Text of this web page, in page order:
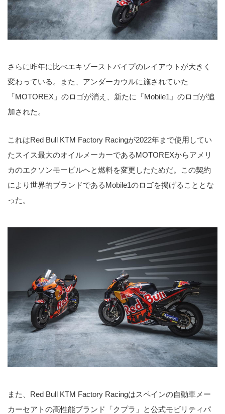
さらに昨年に比べエキゾーストパイプのレイアウトが大きく
変わっている。また、アンダーカウルに施されていた
「MOTOREX」のロゴが消え、新たに『Mobile1』のロゴが追
加された。
これはRed Bull KTM Factory Racingが2022年まで使用してい
たスイス最大のオイルメーカーであるMOTOREXからアメリ
カのエクソンモービルへと燃料を変更したためだ。この契約
により世界的ブランドであるMobile1のロゴを掲げることとな
った。
また、Red Bull KTM Factory Racingはスペインの自動車メー
カーセアトの高性能ブランド「クプラ」と公式モビリティパ